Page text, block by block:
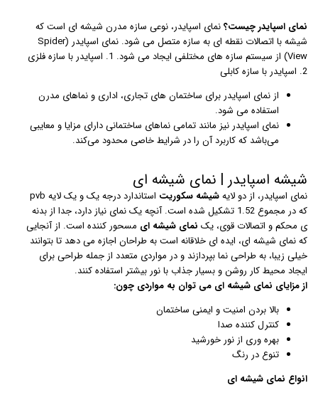
نمای اسپایدر چیست؟نمای اسپایدر، نوعی سازه مدرن شیشه ای است که
شیشه با اتصالات نقطه ای به سازه متصل می شود. نمای اسپایدر (Spider
View) از سیستم سازه های مختلفی ایجاد می شود. 1. اسپایدر با سازه فلزی
2. اسپایدر با سازه کابلی
از نمای اسپایدر برای ساختمان های تجاری، اداری و نماهای مدرن
استفاده می شود.
نمای اسپایدر نیز مانند تمامی نماهای ساختمانی دارای مزایا و معایبی
می‌باشد که کاربرد آن را در شرایط خاصی محدود می‌کند.
شیشه اسپایدر | نمای شیشه ای
نمای اسپایدر، از دو لایهشیشه سکوریت
استاندارد درجه یک و یک لایه pvb
که در مجموع 1.52 تشکیل شده است. آنچه یک نمای نیاز دارد، جدا از بدنه
ی محکم و اتصالات قوی، یک نمای شیشه ای مسحور کننده است. از آنجایی
که نمای شیشه ای، ایده ای خلاقانه است به طراحان اجازه می دهد تا بتوانند
خیلی زیبا، به طراحی نما بپردازند و در مواردی متعدد از جمله طراحی برای
ایجاد محیط کار روشن و بسیار جذاب با نور بیشتر استفاده کنند.
از مزایای نمای شیشه ای می توان به مواردی چون:
بالا بردن امنیت و ایمنی ساختمان
کنترل کننده صدا
بهره وری از نور خورشید
تنوع در رنگ
انواع نمای شیشه ای